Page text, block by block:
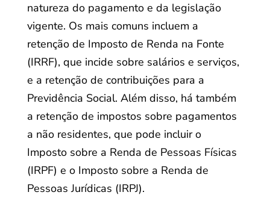
natureza do pagamento e da legislação
vigente. Os mais comuns incluem a
retenção de Imposto de Renda na Fonte
(IRRF), que incide sobre salários e serviços,
e a retenção de contribuições para a
Previdência Social. Além disso, há também
a retenção de impostos sobre pagamentos
a não residentes, que pode incluir o
Imposto sobre a Renda de Pessoas Físicas
(IRPF) e o Imposto sobre a Renda de
Pessoas Jurídicas (IRPJ).